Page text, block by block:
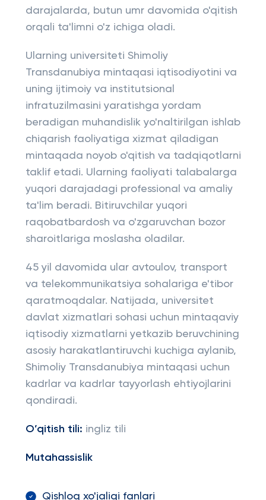
darajalarda, butun umr davomida o'qitish
orqali ta'limni o'z ichiga oladi.
Ularning universiteti Shimoliy
Transdanubiya mintaqasi iqtisodiyotini va
uning ijtimoiy va institutsional
infratuzilmasini yaratishga yordam
beradigan muhandislik yo'naltirilgan ishlab
chiqarish faoliyatiga xizmat qiladigan
mintaqada noyob o'qitish va tadqiqotlarni
taklif etadi. Ularning faoliyati talabalarga
yuqori darajadagi professional va amaliy
ta'lim beradi. Bitiruvchilar yuqori
raqobatbardosh va o'zgaruvchan bozor
sharoitlariga moslasha oladilar.
45 yil davomida ular avtoulov, transport
va telekommunikatsiya sohalariga e'tibor
qaratmoqdalar. Natijada, universitet
davlat xizmatlari sohasi uchun mintaqaviy
iqtisodiy xizmatlarni yetkazib beruvchining
asosiy harakatlantiruvchi kuchiga aylanib,
Shimoliy Transdanubiya mintaqasi uchun
kadrlar va kadrlar tayyorlash ehtiyojlarini
qondiradi.
O’qitish tili: ingliz tili
Mutahassislik
Qishloq xo'jaligi fanlari